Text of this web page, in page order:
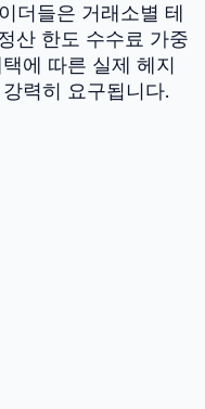
더들은 거래소별 테
산 한도 수수료 가중
에 따른 실제 헤지
력히 요구됩니다.